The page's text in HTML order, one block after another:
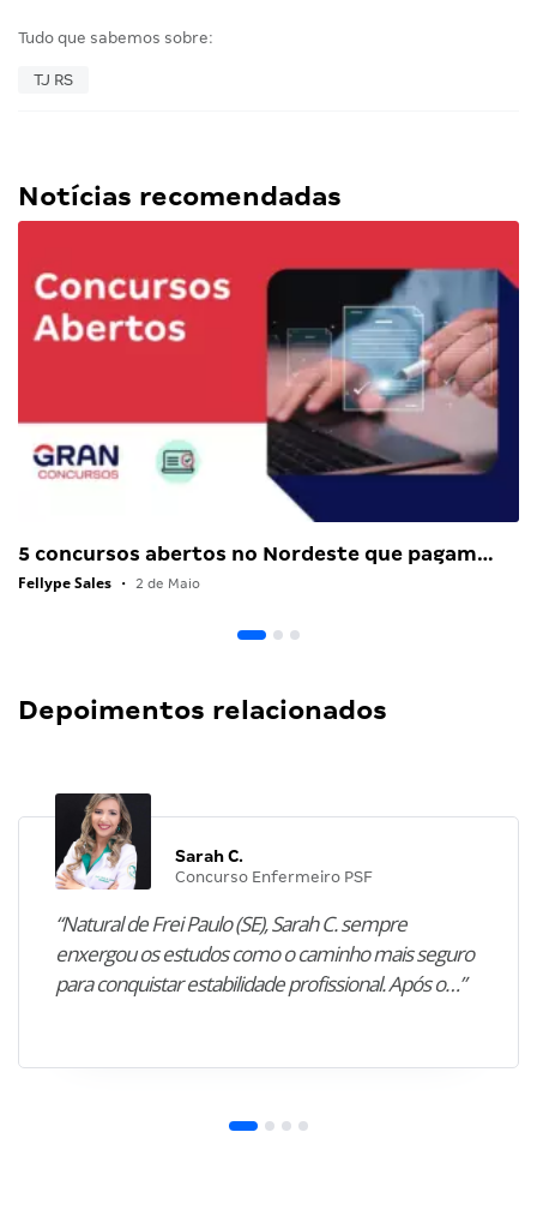
Tudo que sabemos sobre:
TJ RS
Notícias recomendadas
5 concursos abertos no Nordeste que pagam…
Fellype Sales • 2 de Maio
Depoimentos relacionados
Sarah C.
Concurso Enfermeiro PSF
“Natural de Frei Paulo (SE), Sarah C. sempre
enxergou os estudos como o caminho mais seguro
para conquistar estabilidade profissional. Após o…”